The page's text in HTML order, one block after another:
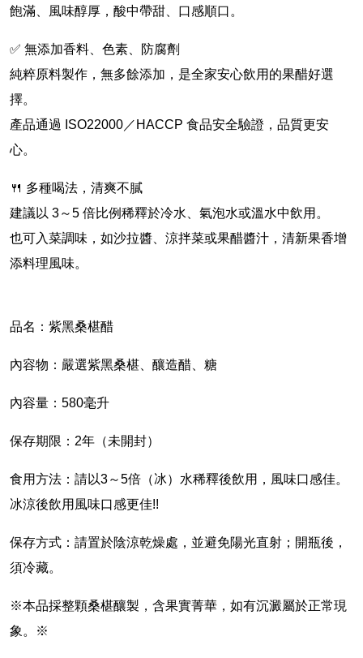
飽滿、風味醇厚，酸中帶甜、口感順口。
✅ 無添加香料、色素、防腐劑
純粹原料製作，無多餘添加，是全家安心飲用的果醋好選
擇。
產品通過 ISO22000／HACCP 食品安全驗證，品質更安
心。
🍴 多種喝法，清爽不膩
建議以 3～5 倍比例稀釋於冷水、氣泡水或溫水中飲用。
也可入菜調味，如沙拉醬、涼拌菜或果醋醬汁，清新果香增
添料理風味。
品名：紫黑桑椹醋
內容物：嚴選紫黑桑椹、釀造醋、糖
內容量：580毫升
保存期限：2年（未開封）
食用方法：請以3～5倍（冰）水稀釋後飲用，風味口感佳。
冰涼後飲用風味口感更佳!!
保存方式：請置於陰涼乾燥處，並避免陽光直射；開瓶後，
須冷藏。
※本品採整顆桑椹釀製，含果實菁華，如有沉澱屬於正常現
象。※